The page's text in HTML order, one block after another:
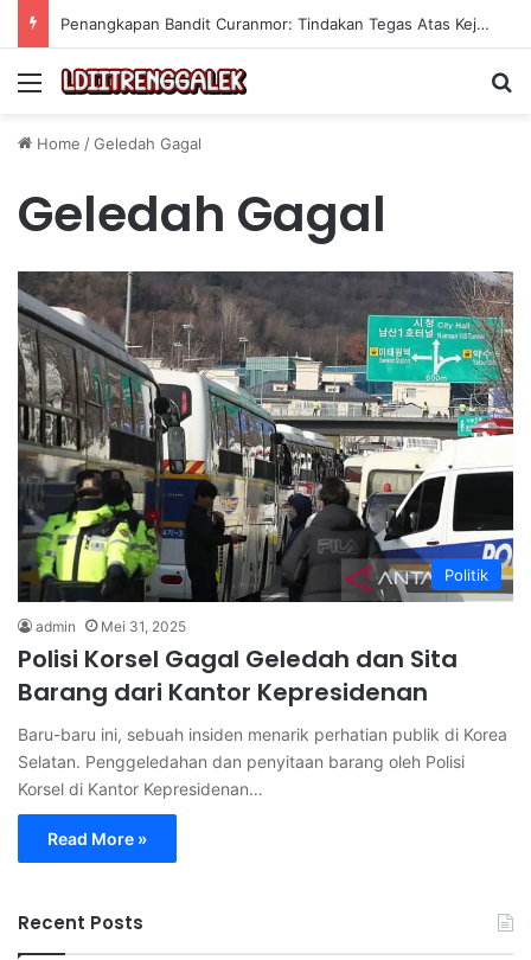
Penangkapan Bandit Curanmor: Tindakan Tegas Atas Kejahatan Sepeda Motor
Menu
Home /Geledah Gagal
Geledah Gagal
Politik
admin Mei 31, 2025
Polisi Korsel Gagal Geledah dan Sita
Barang dari Kantor Kepresidenan
Baru-baru ini, sebuah insiden menarik perhatian publik di Korea
Selatan. Penggeledahan dan penyitaan barang oleh Polisi
Korsel di Kantor Kepresidenan…
Read More »
Recent Posts